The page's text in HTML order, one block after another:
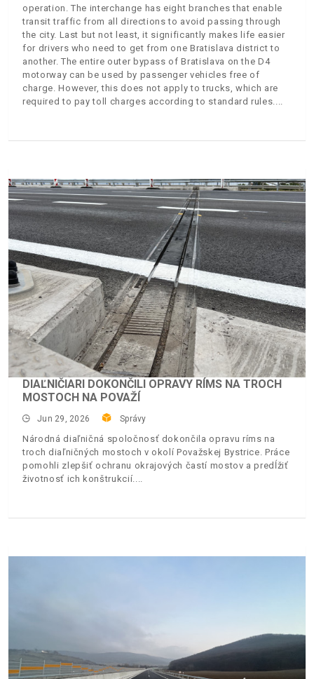
operation. The interchange has eight branches that enable
transit traffic from all directions to avoid passing through
the city. Last but not least, it significantly makes life easier
for drivers who need to get from one Bratislava district to
another. The entire outer bypass of Bratislava on the D4
motorway can be used by passenger vehicles free of
charge. However, this does not apply to trucks, which are
required to pay toll charges according to standard rules.
DIAĽNIČIARI DOKONČILI OPRAVY RÍMS NA TROCH
MOSTOCH NA POVAŽÍ
Jun 29, 2026 Správy
Národná diaľničná spoločnosť dokončila opravu ríms na
troch diaľničných mostoch v okolí Považskej Bystrice. Práce
pomohli zlepšiť ochranu okrajových častí mostov a predĺžiť
životnosť ich konštrukcií.